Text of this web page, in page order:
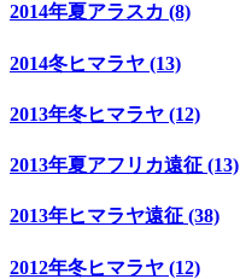
2014年夏アラスカ (8)
2014冬ヒマラヤ (13)
2013年冬ヒマラヤ (12)
2013年夏アフリカ遠征 (13)
2013年ヒマラヤ遠征 (38)
2012年冬ヒマラヤ (12)